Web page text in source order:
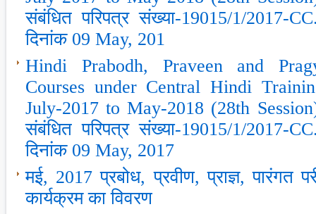
संबंधित परिपत्र संख्‍या-19015/1/2017-
दिनांक 09 May, 201
Hindi Prabodh, Praveen and
Courses under Central Hindi
July-2017 to May-2018 (28th
संबंधित परिपत्र संख्‍या-19015/1/2017-
दिनांक 09 May, 2017
मई, 2017 प्रबोध, प्रवीण, प्राज्ञ, पारंगत
कार्यक्रम का विवरण